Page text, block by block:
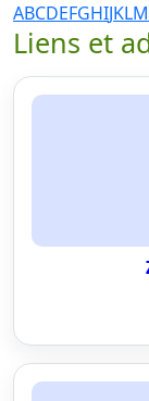
ABCDEFGHIJKLM
Liens et